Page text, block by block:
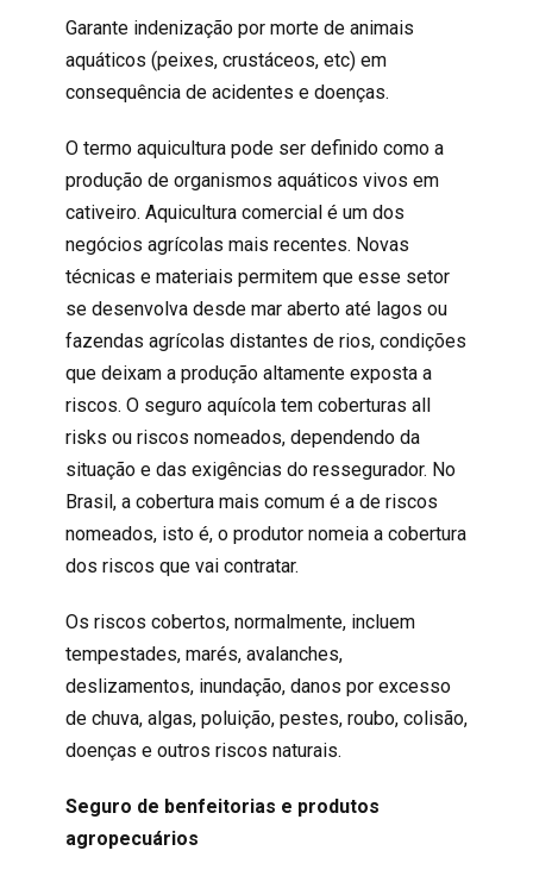
Garante indenização por morte de animais
aquáticos (peixes, crustáceos, etc) em
consequência de acidentes e doenças.
O termo aquicultura pode ser definido como a
produção de organismos aquáticos vivos em
cativeiro. Aquicultura comercial é um dos
negócios agrícolas mais recentes. Novas
técnicas e materiais permitem que esse setor
se desenvolva desde mar aberto até lagos ou
fazendas agrícolas distantes de rios, condições
que deixam a produção altamente exposta a
riscos. O seguro aquícola tem coberturas all
risks ou riscos nomeados, dependendo da
situação e das exigências do ressegurador. No
Brasil, a cobertura mais comum é a de riscos
nomeados, isto é, o produtor nomeia a cobertura
dos riscos que vai contratar.
Os riscos cobertos, normalmente, incluem
tempestades, marés, avalanches,
deslizamentos, inundação, danos por excesso
de chuva, algas, poluição, pestes, roubo, colisão,
doenças e outros riscos naturais.
Seguro de benfeitorias e produtos
agropecuários